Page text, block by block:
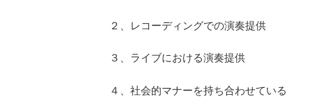
２、レコーディングでの演奏提供
３、ライブにおける演奏提供
４、社会的マナーを持ち合わせている